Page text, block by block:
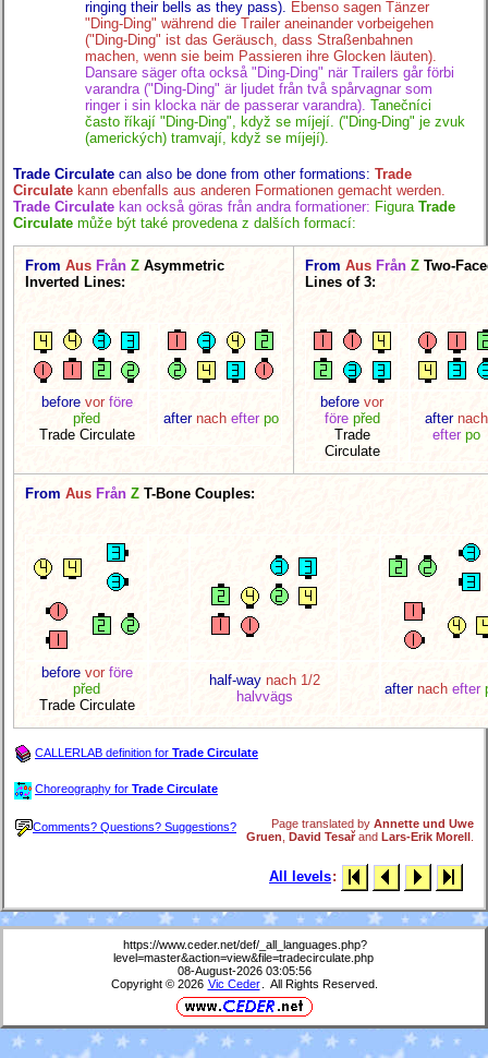
ringing their bells as they pass). Ebenso sagen Tänzer
"Ding-Ding" während die Trailer aneinander vorbeigehen
("Ding-Ding" ist das Geräusch, dass Straßenbahnen
machen, wenn sie beim Passieren ihre Glocken läuten).
Dansare säger ofta också "Ding-Ding" när Trailers går förbi
varandra ("Ding-Ding" är ljudet från två spårvagnar som
ringer i sin klocka när de passerar varandra). Tanečníci
často říkají "Ding-Ding", když se míjejí. ("Ding-Ding" je zvuk
(amerických) tramvají, když se míjejí).
Trade Circulate can also be done from other formations: Trade
Circulate kann ebenfalls aus anderen Formationen gemacht werden.
Trade Circulate kan också göras från andra formationer: Figura Trade
Circulate může být také provedena z dalších formací:
From Aus Från Z Asymmetric
Inverted Lines:
before vor före
před
Trade Circulate
after nach efter po
From Aus Från Z Two-
Lines of 3:
before vor
före před
Trade
Circulate
after nach
efter po
From Aus Från Z T-Bone Couples:
before vor före
před
Trade Circulate
half-way nach 1/2
halvvägs
after nach efter
CALLERLAB definition for Trade Circulate
Choreography for Trade Circulate
Comments? Questions? Suggestions? Page translated by Annette und Uwe
Gruen David Tesař and Lars-Erik Morell
All levels:
https://www.ceder.net/def/_all_languages.php?
level=master&action=view&file=tradecirculate.php
08-August-2026 03:05:56
Copyright © 2026 Vic Ceder . All Rights Reserved.